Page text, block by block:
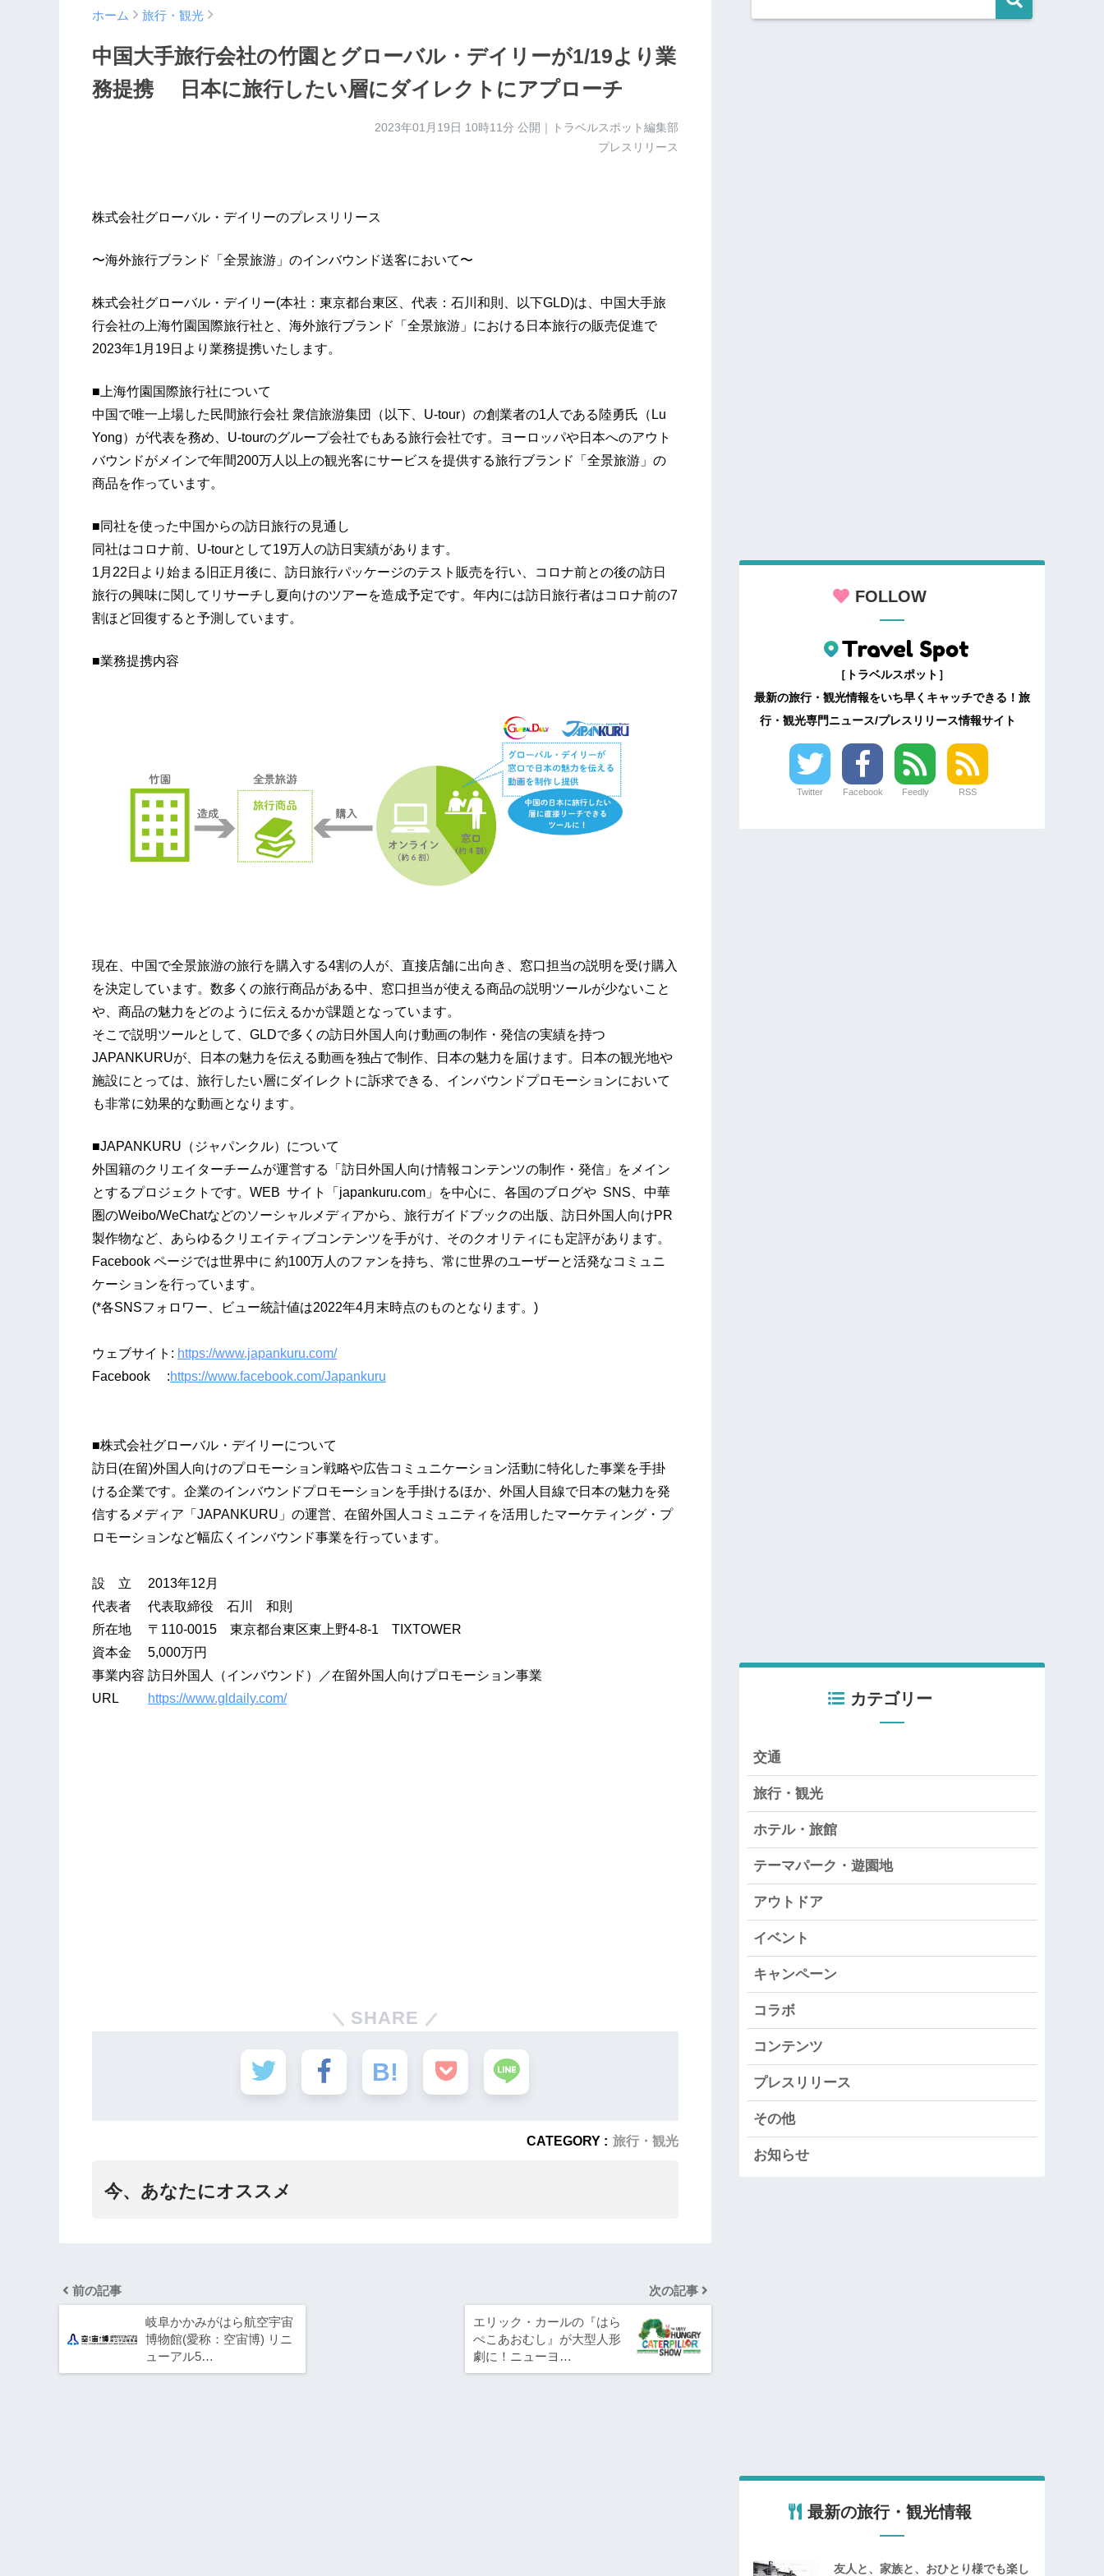
ホーム 旅行・観光
中国大手旅行会社の竹園とグローバル・デイリーが1/19より業
務提携 日本に旅行したい層にダイレクトにアプローチ
2023年01月19日 10時11分 公開｜トラベルスポット編集部
プレスリリース
株式会社グローバル・デイリーのプレスリリース
〜海外旅行ブランド「全景旅游」のインバウンド送客において〜
株式会社グローバル・デイリー(本社：東京都台東区、代表：石川和則、以下GLD)は、中国大手旅
行会社の上海竹園国際旅行社と、海外旅行ブランド「全景旅游」における日本旅行の販売促進で
2023年1月19日より業務提携いたします。
■上海竹園国際旅行社について
中国で唯一上場した民間旅行会社 衆信旅游集団（以下、U-tour）の創業者の1人である陸勇氏（Lu
Yong）が代表を務め、U-tourのグループ会社でもある旅行会社です。ヨーロッパや日本へのアウト
バウンドがメインで年間200万人以上の観光客にサービスを提供する旅行ブランド「全景旅游」の
商品を作っています。
■同社を使った中国からの訪日旅行の見通し
同社はコロナ前、U-tourとして19万人の訪日実績があります。
1月22日より始まる旧正月後に、訪日旅行パッケージのテスト販売を行い、コロナ前との後の訪日
旅行の興味に関してリサーチし夏向けのツアーを造成予定です。年内には訪日旅行者はコロナ前の7
割ほど回復すると予測しています。
■業務提携内容
現在、中国で全景旅游の旅行を購入する4割の人が、直接店舗に出向き、窓口担当の説明を受け購入
を決定しています。数多くの旅行商品がある中、窓口担当が使える商品の説明ツールが少ないこと
や、商品の魅力をどのように伝えるかが課題となっています。
そこで説明ツールとして、GLDで多くの訪日外国人向け動画の制作・発信の実績を持つ
JAPANKURUが、日本の魅力を伝える動画を独占で制作、日本の魅力を届けます。日本の観光地や
施設にとっては、旅行したい層にダイレクトに訴求できる、インバウンドプロモーションにおいて
も非常に効果的な動画となります。
■JAPANKURU（ジャパンクル）について
外国籍のクリエイターチームが運営する「訪日外国人向け情報コンテンツの制作・発信」をメイン
とするプロジェクトです。WEB サイト「japankuru.com」を中心に、各国のブログや SNS、中華
圏のWeibo/WeChatなどのソーシャルメディアから、旅行ガイドブックの出版、訪日外国人向けPR
製作物など、あらゆるクリエイティブコンテンツを手がけ、そのクオリティにも定評があります。
Facebook ページでは世界中に 約100万人のファンを持ち、常に世界のユーザーと活発なコミュニ
ケーションを行っています。
(*各SNSフォロワー、ビュー統計値は2022年4月末時点のものとなります。)
ウェブサイト: https://www.japankuru.com/
Facebook :https://www.facebook.com/Japankuru
■株式会社グローバル・デイリーについて
訪日(在留)外国人向けのプロモーション戦略や広告コミュニケーション活動に特化した事業を手掛
ける企業です。企業のインバウンドプロモーションを手掛けるほか、外国人目線で日本の魅力を発
信するメディア「JAPANKURU」の運営、在留外国人コミュニティを活用したマーケティング・プ
ロモーションなど幅広くインバウンド事業を行っています。
設 立 2013年12月
代表者 代表取締役 石川 和則
所在地 〒110-0015 東京都台東区東上野4-8-1 TIXTOWER
資本金 5,000万円
事業内容 訪日外国人（インバウンド）／在留外国人向けプロモーション事業
URL
https://www.gldaily.com/
SHARE
CATEGORY : 旅行・観光
今、あなたにオススメ
前の記事
岐阜かかみがはら航空宇宙
博物館(愛称：空宙博) リニ
ューアル5…
次の記事
エリック・カールの『はら
ぺこあおむし』が大型人形
劇に！ニューヨ…
FOLLOW
［トラベルスポット］
最新の旅行・観光情報をいち早くキャッチできる！旅
行・観光専門ニュース/プレスリリース情報サイト
Twitter Facebook Feedly RSS
カテゴリー
交通
旅行・観光
ホテル・旅館
テーマパーク・遊園地
アウトドア
イベント
キャンペーン
コラボ
コンテンツ
プレスリリース
その他
お知らせ
最新の旅行・観光情報
友人と、家族と、おひとり様でも楽し